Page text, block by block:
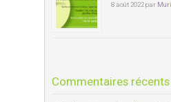
8 août 2022 par
Commentaires